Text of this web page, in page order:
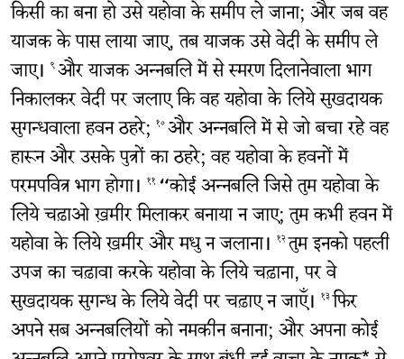
किसी का बना हो उसे यहोवा के समीप ले जाना; और जब वह
याजक के पास लाया जाए, तब याजक उसे वेदी के समीप ले
जाए। ९और याजक अन्नबलि में से स्मरण दिलानेवाला भाग
निकालकर वेदी पर जलाए कि वह यहोवा के लिये सुखदायक
सुगन्धवाला हवन ठहरे; १०और अन्नबलि में से जो बचा रहे वह
हारून और उसके पुत्रों का ठहरे; वह यहोवा के हवनों में
परमपवित्र भाग होगा। ११ “कोई अन्नबलि जिसे तुम यहोवा के
लिये चढ़ाओ ख़मीर मिलाकर बनाया न जाए; तुम कभी हवन में
यहोवा के लिये ख़मीर और मधु न जलाना। १२तुम इनको पहली
उपज का चढ़ावा करके यहोवा के लिये चढ़ाना, पर वे
सुखदायक सुगन्ध के लिये वेदी पर चढ़ाए न जाएँ। १३फिर
अपने सब अन्नबलियों को नमकीन बनाना; और अपना कोई